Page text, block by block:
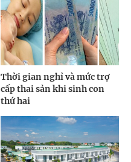
Thời gian nghỉ và mức trợ
cấp thai sản khi sinh con
thứ hai